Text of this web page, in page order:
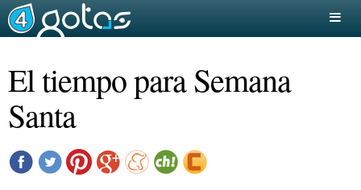
El tiempo para Semana
Santa